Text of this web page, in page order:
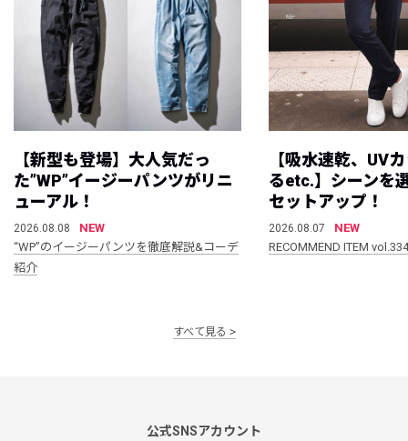
【新型も登場】大人気だっ
た”WP”イージーパンツがリニ
ューアル！
2026.08.08
NEW
“WP”のイージーパンツを徹底解説&コーデ
紹介
【吸水速乾、UV
るetc.】シーンを
セットアップ！
2026.08.07
NEW
RECOMMEND ITEM vol.334
すべて見る
公式SNSアカウント